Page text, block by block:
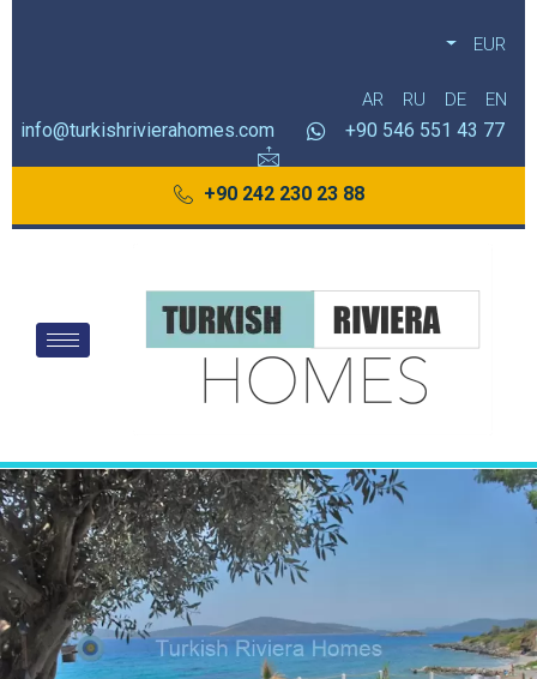
EUR
EN
DE
RU
AR
77 43 551 546 90+
info@turkishrivierahomes.com
88 23 230 242 90+